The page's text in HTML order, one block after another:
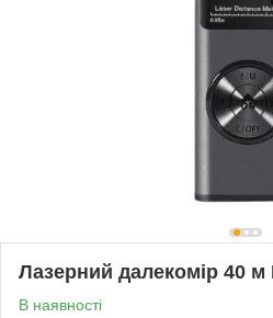
Лазерний далекомір 40 м
В наявності